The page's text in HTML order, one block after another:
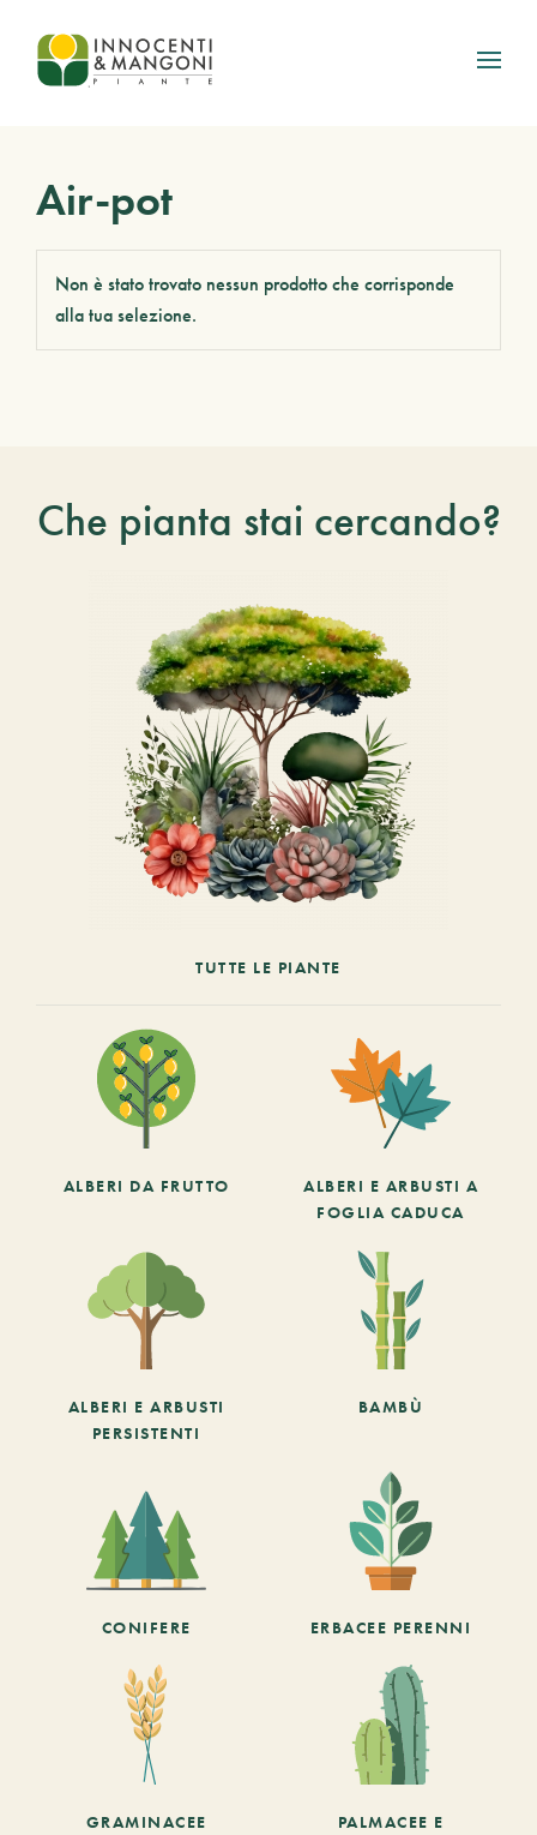
Skip to main content
Air-pot
Non è stato trovato nessun prodotto che corrisponde
alla tua selezione.
Che pianta stai cercando?
TUTTE LE PIANTE
ALBERI DA FRUTTO
ALBERI E ARBUSTI A
FOGLIA CADUCA
ALBERI E ARBUSTI
PERSISTENTI
BAMBÙ
CONIFERE ERBACEE PERENNI
GRAMINACEE
PALMACEE E